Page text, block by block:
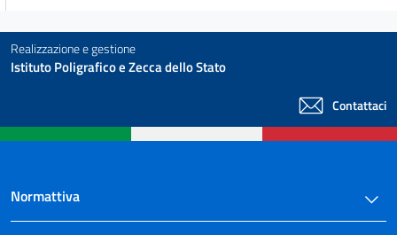
Realizzazione e gestione
Istituto Poligrafico e Zecca dello Stato
Contattaci
Normattiva